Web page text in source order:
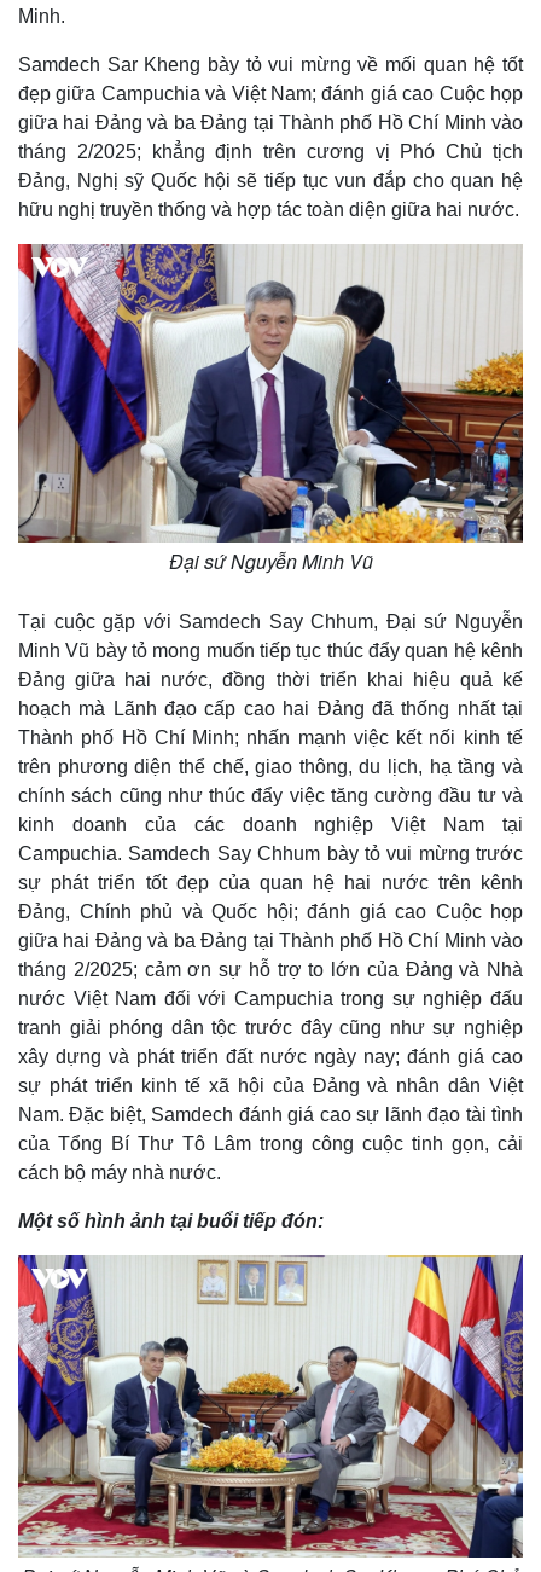
Kinh tế
Bất động sản
Khởi nghiệp
Thị trường
Giá vàng
Tiêu dùng
Tỷ giá
Chứng khoán
Giá cà phê
Minh.
Samdech Sar Kheng bày tỏ vui mừng về mối quan hệ tốt
đẹp giữa Campuchia và Việt Nam; đánh giá cao Cuộc họp
giữa hai Đảng và ba Đảng tại Thành phố Hồ Chí Minh vào
tháng 2/2025; khẳng định trên cương vị Phó Chủ tịch
Đảng, Nghị sỹ Quốc hội sẽ tiếp tục vun đắp cho quan hệ
hữu nghị truyền thống và hợp tác toàn diện giữa hai nước.
Đại sứ Nguyễn Minh Vũ
Tại cuộc gặp với Samdech Say Chhum, Đại sứ Nguyễn
Minh Vũ bày tỏ mong muốn tiếp tục thúc đẩy quan hệ kênh
Đảng giữa hai nước, đồng thời triển khai hiệu quả kế
hoạch mà Lãnh đạo cấp cao hai Đảng đã thống nhất tại
Thành phố Hồ Chí Minh; nhấn mạnh việc kết nối kinh tế
trên phương diện thể chế, giao thông, du lịch, hạ tầng và
chính sách cũng như thúc đẩy việc tăng cường đầu tư và
kinh doanh của các doanh nghiệp Việt Nam tại
Campuchia. Samdech Say Chhum bày tỏ vui mừng trước
sự phát triển tốt đẹp của quan hệ hai nước trên kênh
Đảng, Chính phủ và Quốc hội; đánh giá cao Cuộc họp
giữa hai Đảng và ba Đảng tại Thành phố Hồ Chí Minh vào
tháng 2/2025; cảm ơn sự hỗ trợ to lớn của Đảng và Nhà
nước Việt Nam đối với Campuchia trong sự nghiệp đấu
tranh giải phóng dân tộc trước đây cũng như sự nghiệp
xây dựng và phát triển đất nước ngày nay; đánh giá cao
sự phát triển kinh tế xã hội của Đảng và nhân dân Việt
Nam. Đặc biệt, Samdech đánh giá cao sự lãnh đạo tài tình
của Tổng Bí Thư Tô Lâm trong công cuộc tinh gọn, cải
cách bộ máy nhà nước.
Một số hình ảnh tại buổi tiếp đón: